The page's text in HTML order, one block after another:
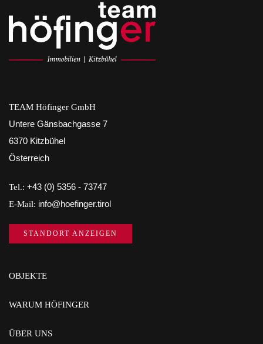
TEAM Höfinger GmbH
Untere Gänsbachgasse 7
6370 Kitzbühel
Österreich
Tel.: +43 (0) 5356 - 73747
E-Mail: info@hoefinger.tirol
STANDORT ANZEIGEN
OBJEKTE
WARUM HÖFINGER
ÜBER UNS